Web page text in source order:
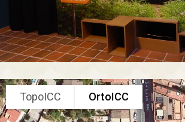
TopoICC OrtoICC